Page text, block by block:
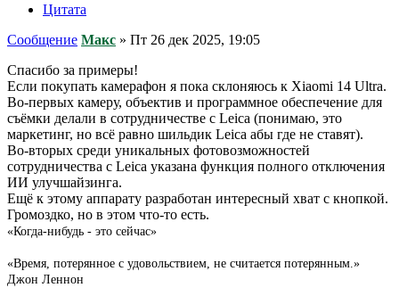
Цитата
Сообщение Макс » Пт 26 дек 2025, 19:05
Спасибо за примеры!
Если покупать камерафон я пока склоняюсь к Xiaomi 14 Ultra.
Во-первых камеру, объектив и программное обеспечение для
съёмки делали в сотрудничестве с Leica (понимаю, это
маркетинг, но всё равно шильдик Leica абы где не ставят).
Во-вторых среди уникальных фотовозможностей
сотрудничества с Leica указана функция полного отключения
ИИ улучшайзинга.
Ещё к этому аппарату разработан интересный хват с кнопкой.
Громоздко, но в этом что-то есть.
«Когда-нибудь - это сейчас»
«Время, потерянное с удовольствием, не считается потерянным.»
Джон Леннон